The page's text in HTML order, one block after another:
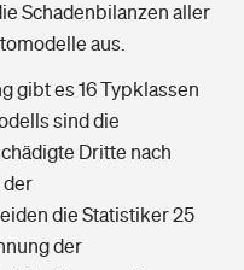
Schadenbilanzen aller
aus.
gibt es 16 Typklassen
sind die
Dritte nach
der
die Statistiker 25
der